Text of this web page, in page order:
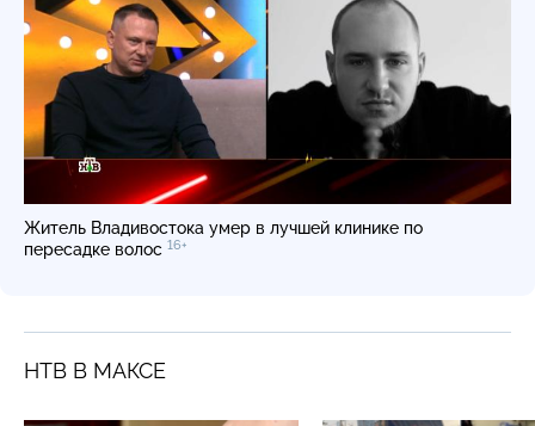
Житель Владивостока умер в лучшей клинике по
пересадке волос 16+
НТВ В МАКСЕ